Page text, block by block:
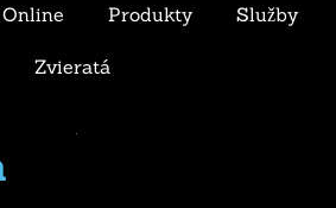
Online Produkty Služby
Zvieratá